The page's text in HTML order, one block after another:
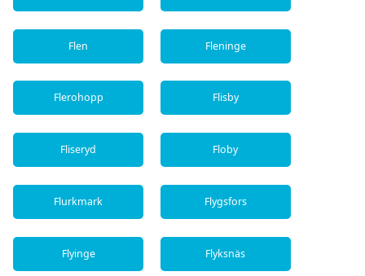
Flen Fleninge
Flerohopp Flisby
Fliseryd Floby
Flurkmark Flygsfors
Flyinge Flyksnäs